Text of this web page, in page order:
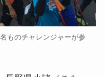
ものチャレンジャーが参